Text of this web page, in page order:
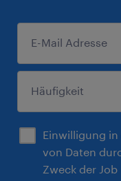
Einwilligung
von Daten
Zweck der